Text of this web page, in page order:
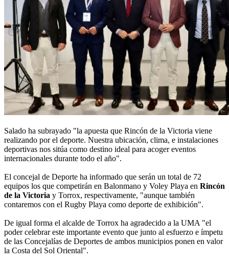
Salado ha subrayado "la apuesta que Rincón de la Victoria viene
realizando por el deporte. Nuestra ubicación, clima, e instalaciones
deportivas nos sitúa como destino ideal para acoger eventos
internacionales durante todo el año".
El concejal de Deporte ha informado que serán un total de 72
equipos los que competirán en Balonmano y Voley Playa en Rincón
de la Victoria y Torrox, respectivamente, "aunque también
contaremos con el Rugby Playa como deporte de exhibición".
De igual forma el alcalde de Torrox ha agradecido a la UMA "el
poder celebrar este importante evento que junto al esfuerzo e ímpetu
de las Concejalías de Deportes de ambos municipios ponen en valor
la Costa del Sol Oriental".